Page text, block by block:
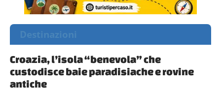
Destinazioni
Croazia, l’isola “benevola” che
custodisce baie paradisiache e rovine
antiche